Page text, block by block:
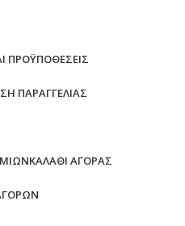
ΠΡΟΫΠΟΘΈΣΕΙΣ
ΠΑΡΑΓΓΕΛΊΑΣ
ΚΑΛΆΘΙ ΑΓΟΡΆΣ